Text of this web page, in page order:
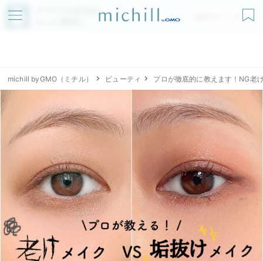
アプリでmichillが
無料ダウンロード
michill byGMO（ミチル） ビューティ プロが徹底的に教えます！NG老